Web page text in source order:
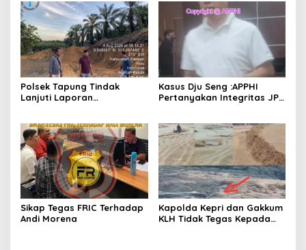
Polsek Tapung Tindak
Lanjuti Laporan
Desa Bencah Kelubi
Kasus Dju Seng :APPHI
Pertanyakan Integritas JPU
Jampidsus
Sikap Tegas FRIC Terhadap
Andi Morena
Kapolda Kepri dan Gakkum
KLH Tidak Tegas Kepada